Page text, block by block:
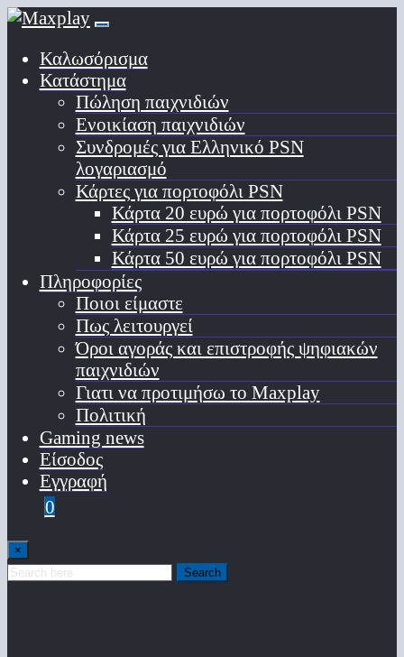
Καλωσόρισμα
Κατάστημα
Πώληση παιχνιδιών
Ενοικίαση παιχνιδιών
Συνδρομές για Ελληνικό PSN
λογαριασμό
Κάρτες για πορτοφόλι PSN
Κάρτα 20 ευρώ για πορτοφόλι PSN
Κάρτα 25 ευρώ για πορτοφόλι PSN
Κάρτα 50 ευρώ για πορτοφόλι PSN
Πληροφορίες
Ποιοι είμαστε
Πως λειτουργεί
Όροι αγοράς και επιστροφής ψηφιακών
παιχνιδιών
Γιατι να προτιμήσω το Maxplay
Πολιτική
Gaming news
Είσοδος
Εγγραφή
0
×
Search